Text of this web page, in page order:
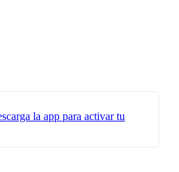
la app para activar tu